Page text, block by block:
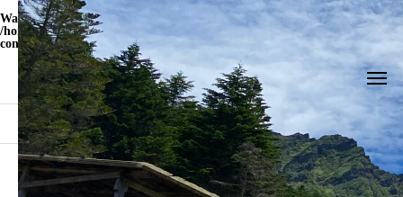
Warning: Undefined array key "WP_Widget_Recent_Comments" in
/home/yamatohito/yamatohito.jp/public_html/travel.yamatohito.jp/wp-
content/themes/meets_tcd086/functions.php
ブログ IMG_0575
IMG_0575